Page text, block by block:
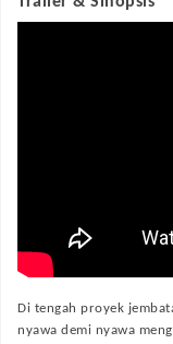
Di tengah proyek
nyawa demi nyawa